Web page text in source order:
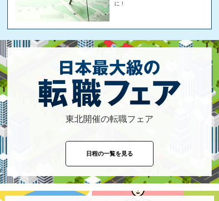
に！
東北開催の転職フェア
日程の一覧を見る